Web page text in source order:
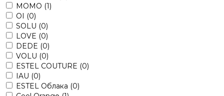
MOMO (1)
OI (0)
SOLU (0)
LOVE (0)
DEDE (0)
VOLU (0)
ESTEL COUTURE (0)
IAU (0)
ESTEL Облака (0)